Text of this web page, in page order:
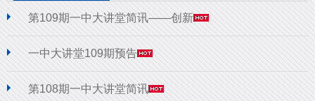
第109期一中大讲堂简讯——创新
一中大讲堂109期预告
第108期一中大讲堂简讯